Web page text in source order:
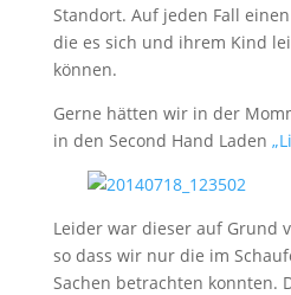
Standort. Auf jeden Fall
die es sich und ihrem Kind
können.
Gerne hätten wir in der
in den Second Hand Laden
Leider war dieser auf Grund
so dass wir nur die im
Sachen betrachten konnten.